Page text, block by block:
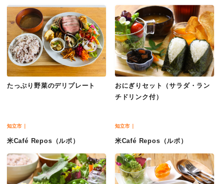
たっぷり野菜のデリプレート
おにぎりセット（サラダ・ラン
チドリンク付）
知立市
米Café Repos（ルポ）
知立市
米Café Repos（ルポ）